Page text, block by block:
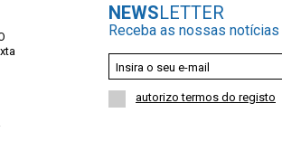
NEWSLETTER
Receba as nossas notícias
autorizo termos do registo